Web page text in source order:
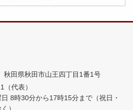
田県秋田市山王四丁目1番1号
代表）
日 8時30分から17時15分まで （祝日・